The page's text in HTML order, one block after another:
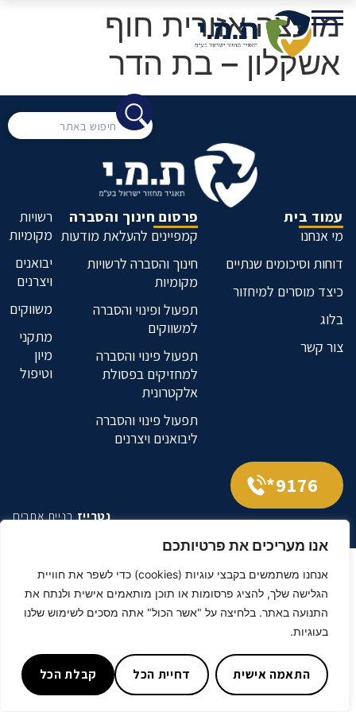
אנו מעריכים את פרטיותכם
אנחנו משתמשים בקבצי עוגיות (cookies) כדי לשפר את חוויית
הגלישה שלך, להציג פרסומות או תוכן מותאמים אישית ולנתח את
התנועה באתר. בלחיצה על "אשר הכול" אתה מסכים לשימוש שלנו
בעוגיות.
התאמה אישית דחיית הכל קבלת הכל
מועצה אזורית חוף
אשקלון – בת הדר
עמוד בית
מי אנחנו
דוחות וסיכומים שנתיים
כיצד מוסרים למיחזור
בלוג
צור קשר
פרסום חינוך והסברה
קמפיינים להעלאת מודעות
חינוך והסברה לרשויות
מקומיות
תפעול ופינוי והסברה
למשווקים
תפעול פינוי והסברה
למחזיקים בפסולת
אלקטרונית
תפעול פינוי והסברה
ליבואנים ויצרנים
רשויות
מקומיות
יבואנים
ויצרנים
משווקים
מתקני
מיון
וטיפול
9176*
נטרייזבניית אתרים